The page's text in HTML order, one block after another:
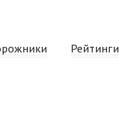
Рейтинги